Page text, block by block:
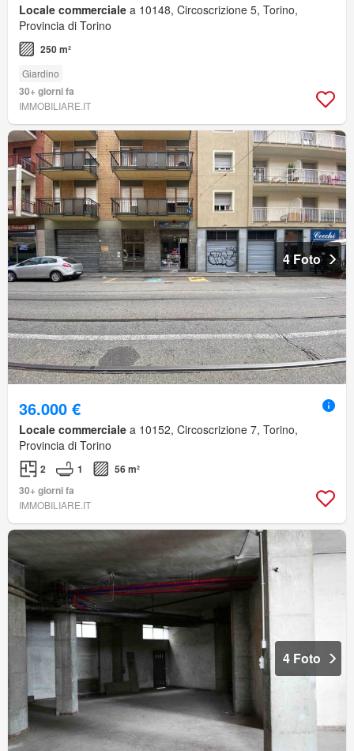
Locale commerciale a 10148, Circoscrizione 5, Torino,
Provincia di Torino
250 m²
Giardino
30+ giorni fa
IMMOBILIARE.IT
4 Foto
36.000 €
Locale commerciale a 10152, Circoscrizione 7, Torino,
Provincia di Torino
2 1
56 m²
30+ giorni fa
IMMOBILIARE.IT
4 Foto